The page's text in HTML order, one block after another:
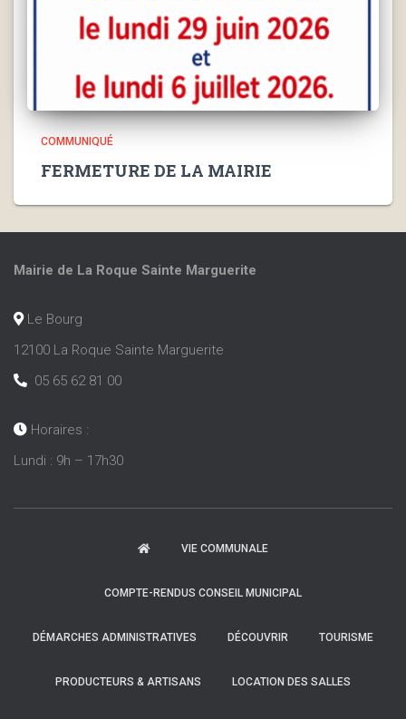
COMMUNIQUÉ
FERMETURE DE LA MAIRIE
Mairie de La Roque Sainte Marguerite
Le Bourg
12100 La Roque Sainte Marguerite
05 65 62 81 00
Horaires :
Lundi : 9h – 17h30
VIE COMMUNALE
COMPTE-RENDUS CONSEIL MUNICIPAL
DÉMARCHES ADMINISTRATIVES DÉCOUVRIR TOURISME
PRODUCTEURS & ARTISANS LOCATION DES SALLES